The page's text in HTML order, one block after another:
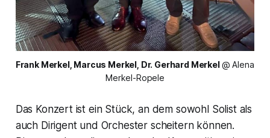
Frank Merkel, Marcus Merkel, Dr. Gerhard Merkel @ Alena
Merkel-Ropele
Das Konzert ist ein Stück, an dem sowohl Solist als
auch Dirigent und Orchester scheitern können.